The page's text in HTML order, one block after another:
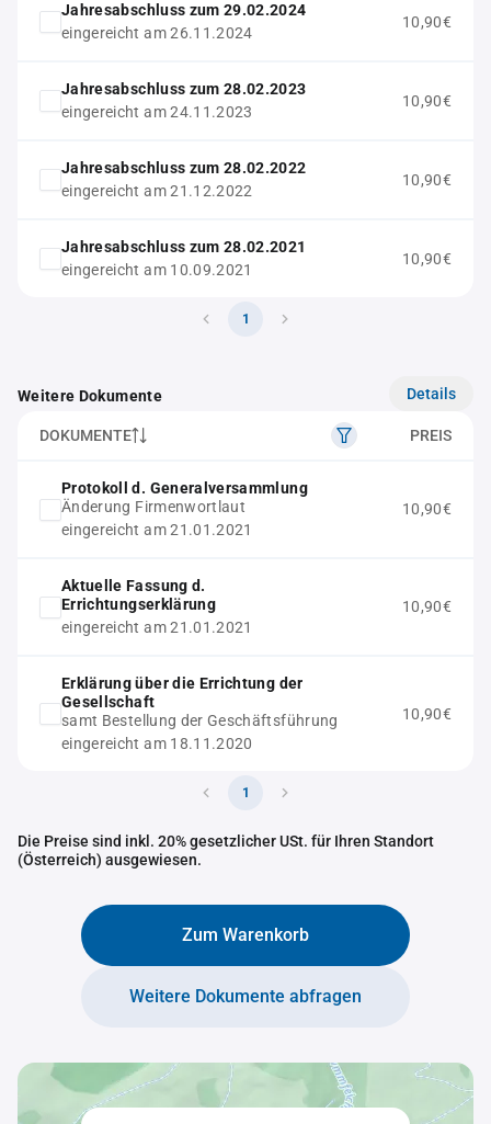
Jahresabschluss zum 29.02.2024
eingereicht am 26.11.2024
10,90€
Jahresabschluss zum 28.02.2023
eingereicht am 24.11.2023
10,90€
Jahresabschluss zum 28.02.2022
eingereicht am 21.12.2022
10,90€
Jahresabschluss zum 28.02.2021
eingereicht am 10.09.2021
10,90€
1
Weitere Dokumente Details
DOKUMENTE PREIS
Protokoll d. Generalversammlung
Änderung Firmenwortlaut
eingereicht am 21.01.2021
10,90€
Aktuelle Fassung d.
Errichtungserklärung
eingereicht am 21.01.2021
10,90€
Erklärung über die Errichtung der
Gesellschaft
samt Bestellung der Geschäftsführung
eingereicht am 18.11.2020
10,90€
1
Die Preise sind inkl. 20% gesetzlicher USt. für Ihren Standort
(Österreich) ausgewiesen.
Zum Warenkorb
Weitere Dokumente abfragen